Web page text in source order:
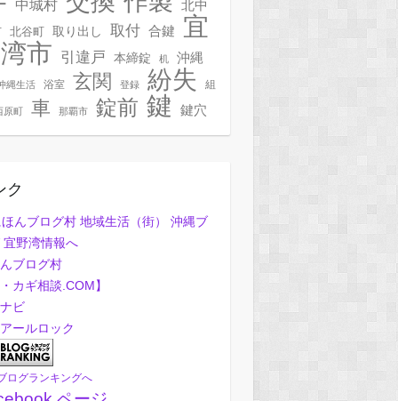
中城村
北中
北谷町 取り出し 取付 合鍵
宜
市 引違戸 本締錠 机 沖縄
縄生活 浴室 玄関 登録 紛失 組
原町 車 那覇市 錠前 鍵 鍵穴
ク
ブログ村
カギ相談.COM】
ビ
ールロック
ログランキングへ